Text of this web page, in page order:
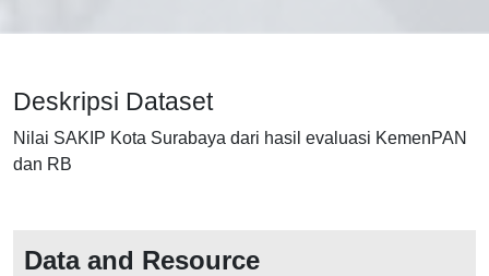
Deskripsi Dataset
Nilai SAKIP Kota Surabaya dari hasil evaluasi KemenPAN
dan RB
Data and Resource